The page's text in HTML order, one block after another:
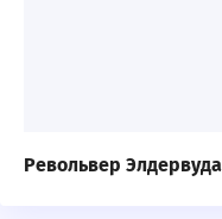
Револьвер